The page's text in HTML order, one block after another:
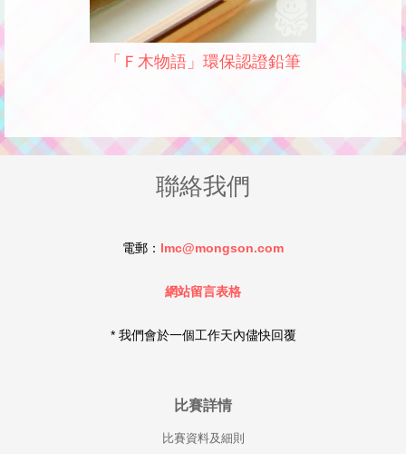
「Ｆ木物語」環保認證鉛筆
聯絡我們
電郵： lmc@mongson.com
網站留言表格
* 我們會於一個工作天內儘快回覆
比賽詳情
比賽資料及細則